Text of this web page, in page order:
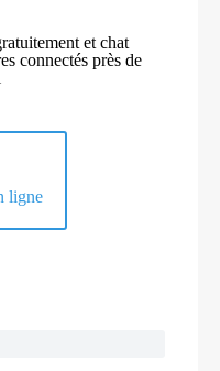
et chat
connectés près de
ligne